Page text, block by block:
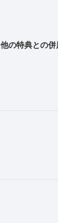
の特典との併